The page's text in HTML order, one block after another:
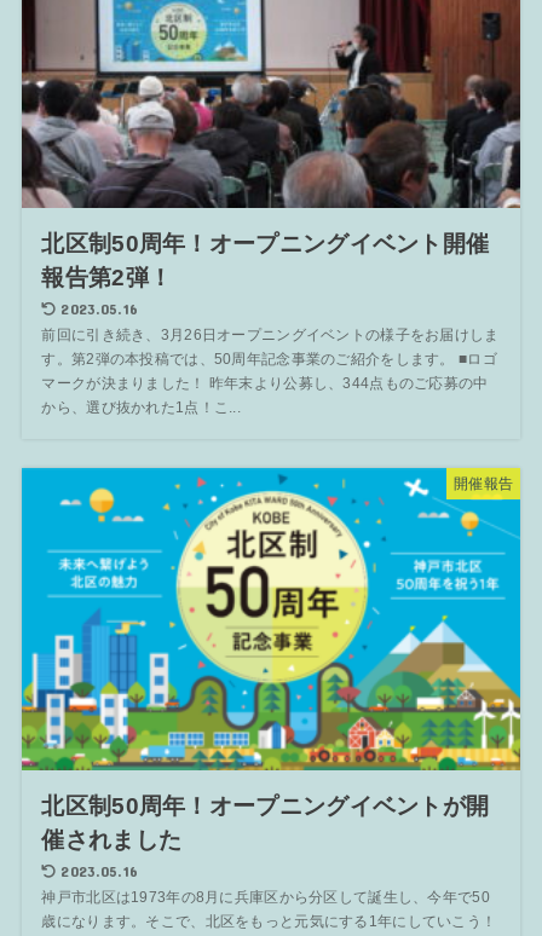
北区制50周年！オープニングイベント開催
報告第2弾！
2023.05.16
前回に引き続き、3月26日オープニングイベントの様子をお届けしま
す。第2弾の本投稿では、50周年記念事業のご紹介をします。 ■ロゴ
マークが決まりました！ 昨年末より公募し、344点ものご応募の中
から、選び抜かれた1点！こ...
開催報告
北区制50周年！オープニングイベントが開
催されました
2023.05.16
神戸市北区は1973年の8月に兵庫区から分区して誕生し、今年で50
歳になります。そこで、北区をもっと元気にする1年にしていこう！